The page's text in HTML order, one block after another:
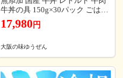
牛丼の具 150g×30パック ごはん
もの 冷凍 グルメ 送料無料 惣菜
17,980円
大阪の味ゆうぜん